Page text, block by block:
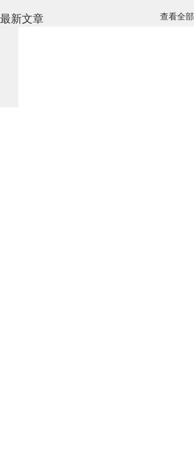
最新文章 查看全部